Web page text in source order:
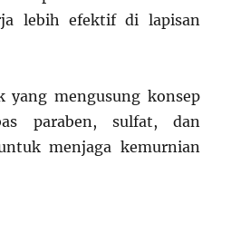
lebih efektif di lapisan
yang mengusung konsep
paraben, sulfat, dan
menjaga kemurnian